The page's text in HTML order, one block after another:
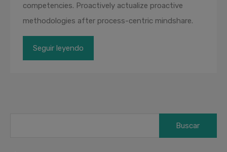
competencies. Proactively actualize proactive
methodologies after process-centric mindshare.
Seguir leyendo